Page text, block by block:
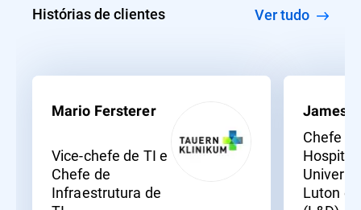
Histórias de clientes Ver tudo
Mario Fersterer
Vice-chefe de TI e
Chefe de
Infraestrutura de
James
Chefe
Hospital
Luton e